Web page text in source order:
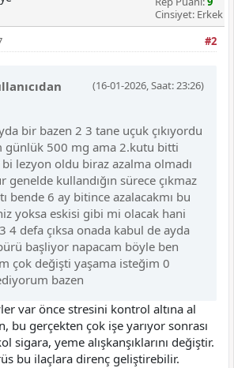
Cinsiyet: Erkek
#2
(16-01-2026, Saat: 23:26)
bir bazen 2 3 tane uçuk çıkıyordu
günlük 500 mg ama 2.kutu bitti
lezyon oldu biraz azalma olmadı
genelde kullandığın sürece çıkmaz
bende 6 ay bitince azalacakmı bu
yoksa eskisi gibi mi olacak hani
4 defa çıksa onada kabul de ayda
başliyor napacam böyle ben
çok değişti yaşama isteğim 0
bazen
var önce stresini kontrol altına al
bu gerçekten çok işe yarıyor sonrası
sigara, yeme alışkanşıklarını değiştir.
bu ilaçlara direnç geliştirebilir.